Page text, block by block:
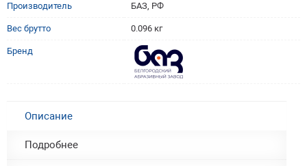
Производитель БАЗ, РФ
Вес брутто 0.096 кг
Бренд
Описание
Подробнее